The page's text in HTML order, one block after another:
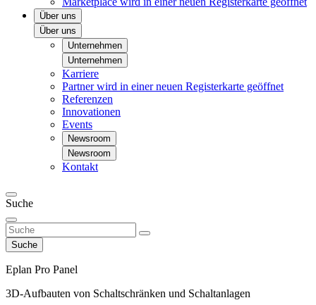
Über uns
Über uns
Unternehmen
Unternehmen
Karriere
Partnerwird in einer neuen Registerkarte geöffnet
Referenzen
Innovationen
Events
Newsroom
Newsroom
Kontakt
Suche
Suche
Eplan Pro Panel
3D-Aufbauten von Schaltschränken und Schaltanlagen